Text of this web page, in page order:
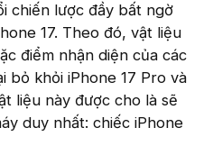
chiến lược đầy bất ngờ
17. Theo đó, vật liệu
điểm nhận diện của các
bỏ khỏi iPhone 17 Pro và
liệu này được cho là sẽ
duy nhất: chiếc iPhone